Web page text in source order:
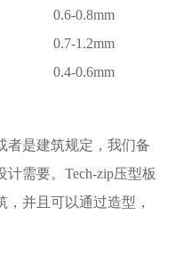
0.6-0.8mm
0.7-1.2mm
0.4-0.6mm
者是建筑规定，我们备
需要。Tech-zip压型板
并且可以通过造型，